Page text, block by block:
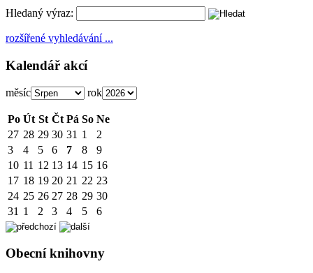
Hledaný výraz:
rozšířené vyhledávání ...
Kalendář akcí
měsíc rok
Po Út St Čt Pá So Ne
27 28 29 30 31 1
2
3
4 5 6 7 8
9
10 11 12 13 14 15 16
17 18 19 20 21 22 23
24 25 26 27 28 29 30
31 1 2 3 4 5 6
Obecní knihovny